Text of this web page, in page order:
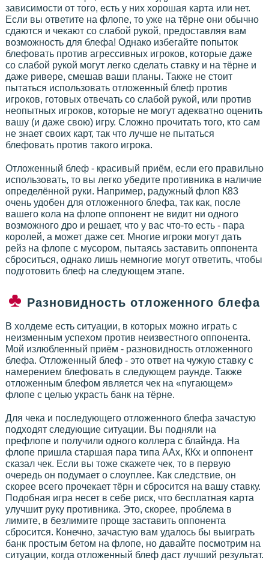
зависимости от того, есть у них хорошая карта или нет.
Если вы ответите на флопе, то уже на тёрне они обычно
сдаются и чекают со слабой рукой, предоставляя вам
возможность для блефа! Однако избегайте попыток
блефовать против агрессивных игроков, которые даже
со слабой рукой могут легко сделать ставку и на тёрне и
даже ривере, смешав ваши планы. Также не стоит
пытаться использовать отложенный блеф против
игроков, готовых отвечать со слабой рукой, или против
неопытных игроков, которые не могут адекватно оценить
вашу (и даже свою) игру. Сложно прочитать того, кто сам
не знает своих карт, так что лучше не пытаться
блефовать против такого игрока.
Отложенный блеф - красивый приём, если его правильно
использовать, то вы легко убедите противника в наличие
определённой руки. Например, радужный флоп К83
очень удобен для отложенного блефа, так как, после
вашего кола на флопе оппонент не видит ни одного
возможного дро и решает, что у вас что-то есть - пара
королей, а может даже сет. Многие игроки могут дать
рейз на флопе с мусором, пытаясь заставить оппонента
сброситься, однако лишь немногие могут ответить, чтобы
подготовить блеф на следующем этапе.
Разновидность отложенного блефа
В холдеме есть ситуации, в которых можно играть с
неизменным успехом против неизвестного оппонента.
Мой излюбленный приём - разновидность отложенного
блефа. Отложенный блеф - это ответ на чужую ставку с
намерением блефовать в следующем раунде. Также
отложенным блефом является чек на «пугающем»
флопе с целью украсть банк на тёрне.
Для чека и последующего отложенного блефа зачастую
подходят следующие ситуации. Вы подняли на
префлопе и получили одного коллера с блайнда. На
флопе пришла старшая пара типа ААх, ККх и оппонент
сказал чек. Если вы тоже скажете чек, то в первую
очередь он подумает о слоуплее. Как следствие, он
скорее всего прочекает тёрн и сбросится на вашу ставку.
Подобная игра несет в себе риск, что бесплатная карта
улучшит руку противника. Это, скорее, проблема в
лимите, в безлимите проще заставить оппонента
сбросится. Конечно, зачастую вам удалось бы выиграть
банк простым бетом на флопе, но давайте посмотрим на
ситуации, когда отложенный блеф даст лучший результат.